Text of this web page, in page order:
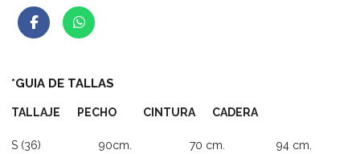
*GUIA DE TALLAS
TALLAJE PECHO CINTURA CADERA
S (36) 90cm. 70 cm. 94 cm.